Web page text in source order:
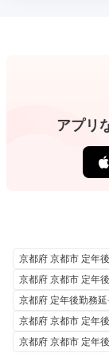
アプリ
京都府 京都市 定年
京都府 京都市 定年
京都府 定年後勤務
京都府 京都市 定年
京都府 京都市 定年